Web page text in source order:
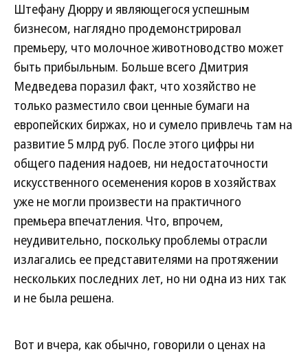
Штефану Дюрру и являющегося успешным
бизнесом, наглядно продемонстрировал
премьеру, что молочное животноводство может
быть прибыльным. Больше всего Дмитрия
Медведева поразил факт, что хозяйство не
только разместило свои ценные бумаги на
европейских биржах, но и сумело привлечь там на
развитие 5 млрд руб. После этого цифры ни
общего падения надоев, ни недостаточности
искусственного осеменения коров в хозяйствах
уже не могли произвести на практичного
премьера впечатления. Что, впрочем,
неудивительно, поскольку проблемы отрасли
излагались ее представителями на протяжении
нескольких последних лет, но ни одна из них так
и не была решена.
Вот и вчера, как обычно, говорили о ценах на